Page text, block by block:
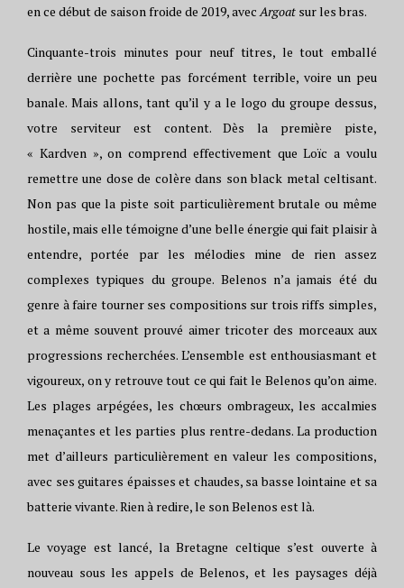
en ce début de saison froide de 2019, avecArgoat sur les bras.
Cinquante-trois minutes pour neuf titres, le tout emballé
derrière une pochette pas forcément terrible, voire un peu
banale. Mais allons, tant qu’il y a le logo du groupe dessus,
votre serviteur est content. Dès la première piste,
« Kardven », on comprend effectivement que Loïc a voulu
remettre une dose de colère dans son black metal celtisant.
Non pas que la piste soit particulièrement brutale ou même
hostile, mais elle témoigne d’une belle énergie qui fait plaisir à
entendre, portée par les mélodies mine de rien assez
complexes typiques du groupe. Belenos n’a jamais été du
genre à faire tourner ses compositions sur trois riffs simples,
et a même souvent prouvé aimer tricoter des morceaux aux
progressions recherchées. L’ensemble est enthousiasmant et
vigoureux, on y retrouve tout ce qui fait le Belenos qu’on aime.
Les plages arpégées, les chœurs ombrageux, les accalmies
menaçantes et les parties plus rentre-dedans. La production
met d’ailleurs particulièrement en valeur les compositions,
avec ses guitares épaisses et chaudes, sa basse lointaine et sa
batterie vivante. Rien à redire, le son Belenos est là.
Le voyage est lancé, la Bretagne celtique s’est ouverte à
nouveau sous les appels de Belenos, et les paysages déjà